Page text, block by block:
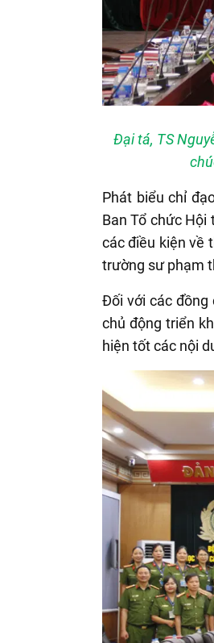
Đại tá, TS
Phát biểu chỉ
Ban Tổ chức
các điều kiện về
trường sư phạm
Đối với các đồng
chủ động triển
hiện tốt các nội